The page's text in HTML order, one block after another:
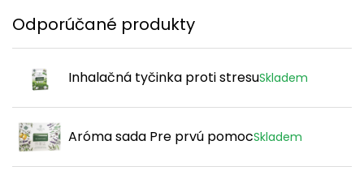
Odporúčané produkty
Inhalačná tyčinka proti stresuSkladem
Aróma sada Pre prvú pomocSkladem